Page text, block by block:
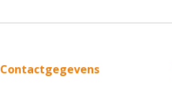
Contactgegevens